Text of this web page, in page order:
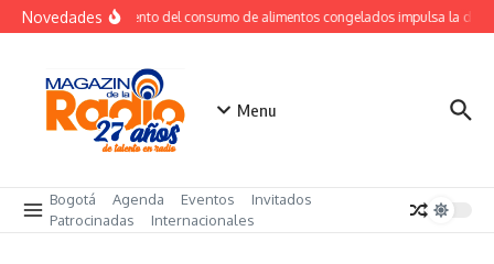
Saltar al contenido
NovedadesCrecimiento del consumo de alimentos congelados impulsa la
Menu
Bogotá Agenda Eventos
Invitados
Patrocinadas
Internacionales